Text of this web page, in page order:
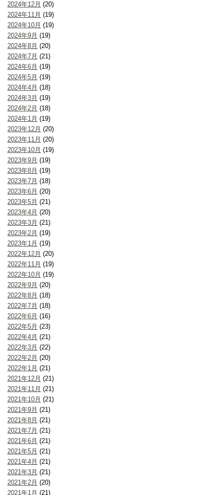
2024年12月 (20)
2024年11月 (19)
2024年10月 (19)
2024年9月 (19)
2024年8月 (20)
2024年7月 (21)
2024年6月 (19)
2024年5月 (19)
2024年4月 (18)
2024年3月 (19)
2024年2月 (18)
2024年1月 (19)
2023年12月 (20)
2023年11月 (20)
2023年10月 (19)
2023年9月 (19)
2023年8月 (19)
2023年7月 (18)
2023年6月 (20)
2023年5月 (21)
2023年4月 (20)
2023年3月 (21)
2023年2月 (19)
2023年1月 (19)
2022年12月 (20)
2022年11月 (19)
2022年10月 (19)
2022年9月 (20)
2022年8月 (18)
2022年7月 (18)
2022年6月 (16)
2022年5月 (23)
2022年4月 (21)
2022年3月 (22)
2022年2月 (20)
2022年1月 (21)
2021年12月 (21)
2021年11月 (21)
2021年10月 (21)
2021年9月 (21)
2021年8月 (21)
2021年7月 (21)
2021年6月 (21)
2021年5月 (21)
2021年4月 (21)
2021年3月 (21)
2021年2月 (20)
2021年1月 (21)